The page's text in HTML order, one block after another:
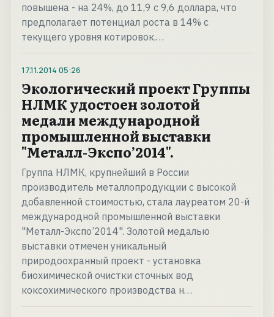
повышена - на 24%, до 11,9 с 9,6 доллара, что
предполагает потенциал роста в 14% с
текущего уровня котировок.…
17.11.2014 05:26
Экологический проект Группы
НЛМК удостоен золотой
медали международной
промышленной выставки
"Металл-Экспо’2014".
Группа НЛМК, крупнейший в России
производитель металлопродукции с высокой
добавленной стоимостью, стала лауреатом 20-й
международной промышленной выставки
"Металл-Экспо’2014". Золотой медалью
выставки отмечен уникальный
природоохранный проект - установка
биохимической очистки сточных вод
коксохимического производства н…